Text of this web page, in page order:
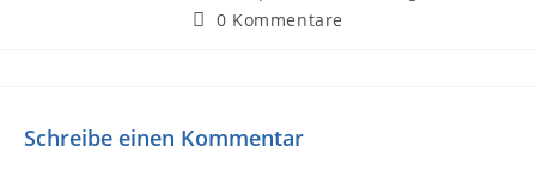
0 Kommentare
Schreibe einen Kommentar